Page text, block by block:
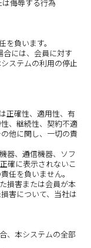
侮辱する行為
負います。
合には、会員に対す
ステムの利用の停止
正確性、適用性、有
、継続性、契約不適
他に関し、一切の責
器、通信機器、ソフ
確に表示されないこ
任を負いません。
損害または会員が本
害について、当社は
、本システムの全部